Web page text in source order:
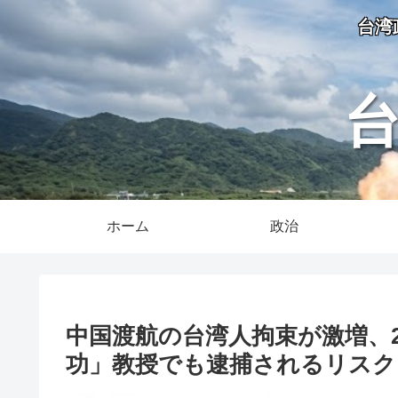
台湾
ホーム 政治
中国渡航の台湾人拘束が激増
功」教授でも逮捕されるリスク